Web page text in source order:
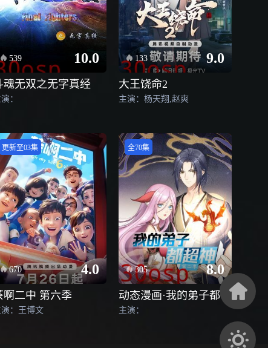
539 10.0
魂无双之无字真经
：
133 9.0
大王饶命2
主演：杨天翔,赵爽
670 4.0
更新至03集
啊二中 第六季
演：王博文
305 8.0
全70集
动态漫画·我的弟子都超神第二季
主演：